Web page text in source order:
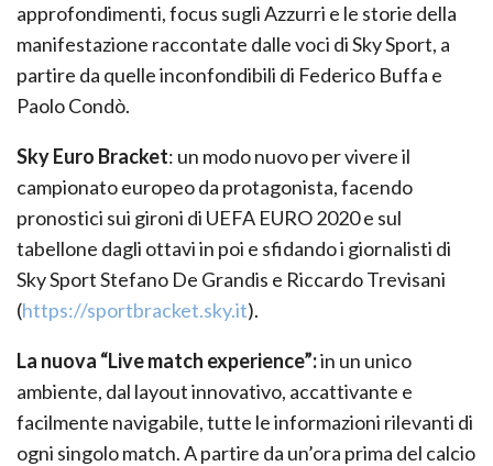
approfondimenti, focus sugli Azzurri e le storie della
manifestazione raccontate dalle voci di Sky Sport, a
partire da quelle inconfondibili di Federico Buffa e
Paolo Condò.
Sky Euro Bracket: un modo nuovo per vivere il
campionato europeo da protagonista, facendo
pronostici sui gironi di UEFA EURO 2020 e sul
tabellone dagli ottavi in poi e sfidando i giornalisti di
Sky Sport Stefano De Grandis e Riccardo Trevisani
(https://sportbracket.sky.it).
La nuova “Live match experience”:in un unico
ambiente, dal layout innovativo, accattivante e
facilmente navigabile, tutte le informazioni rilevanti di
ogni singolo match. A partire da un’ora prima del calcio